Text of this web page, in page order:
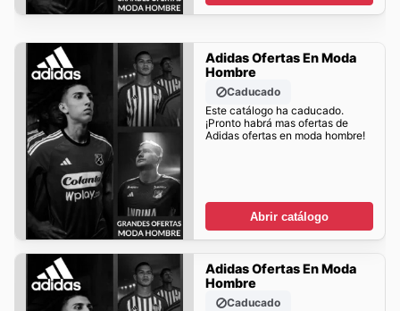
Adidas Ofertas En Moda
Hombre
Caducado
Este catálogo ha caducado.
¡Pronto habrá mas ofertas de
Adidas ofertas en moda hombre!
Abrir catálogo
Adidas Ofertas En Moda
Hombre
Caducado